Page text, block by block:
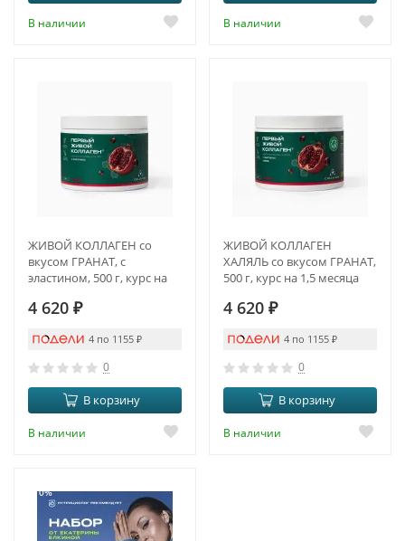
В наличии В наличии
ЖИВОЙ КОЛЛАГЕН со
вкусом ГРАНАТ, с
эластином, 500 г, курс на
4 620 ₽
4 по 1155 ₽
0
В корзину
В наличии
ЖИВОЙ КОЛЛАГЕН
ХАЛЯЛЬ со вкусом ГРАНАТ,
500 г, курс на 1,5 месяца
4 620 ₽
4 по 1155 ₽
0
В корзину
В наличии
-10%